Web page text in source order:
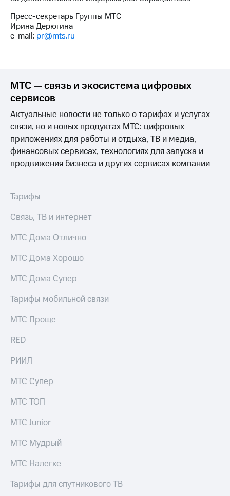
Пресс-секретарь Группы МТС
Ирина Дерюгина
e-mail: pr@mts.ru
МТС — связь и экосистема цифровых
сервисов
Актуальные новости не только о тарифах и услугах
связи, но и новых продуктах МТС: цифровых
приложениях для работы и отдыха, ТВ и медиа,
финансовых сервисах, технологиях для запуска и
продвижения бизнеса и других сервисах компании
Тарифы
Связь, ТВ и интернет
МТС Дома Отлично
МТС Дома Хорошо
МТС Дома Супер
Тарифы мобильной связи
МТС Проще
RED
РИИЛ
МТС Супер
МТС ТОП
МТС Junior
МТС Мудрый
МТС Налегке
Тарифы для спутникового ТВ